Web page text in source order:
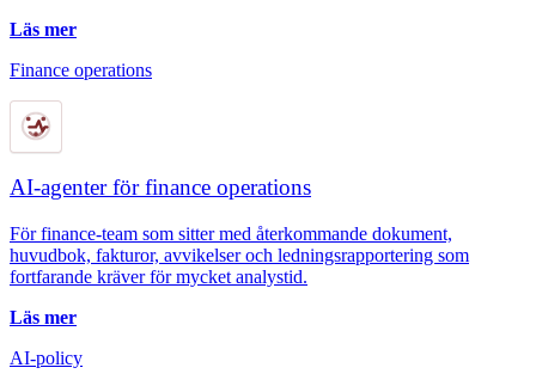
Läs mer
Finance operations
AI-agenter för finance operations
För finance-team som sitter med återkommande dokument,
huvudbok, fakturor, avvikelser och ledningsrapportering som
fortfarande kräver för mycket analystid.
Läs mer
AI-policy